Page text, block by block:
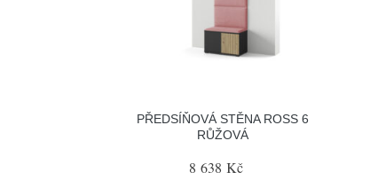
PŘEDSÍŇOVÁ STĚNA ROSS 6
RŮŽOVÁ
8 638 Kč